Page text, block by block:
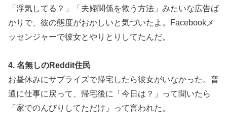
「浮気してる？」「夫婦関係を救う方法」みたいな広告ば
かりで、彼の態度がおかしいと気づいたよ。Facebookメ
ッセンジャーで彼女とやりとりしてたんだ。
4. 名無しのReddit住民
お昼休みにサプライズで帰宅したら彼女がいなかった。普
通に仕事に戻って、帰宅後に「今日は？」って聞いたら
「家でのんびりしてただけ」って言われた。